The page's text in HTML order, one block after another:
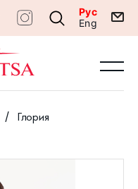
Рус
Eng
Глория